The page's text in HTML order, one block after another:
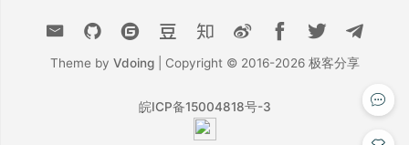
Theme by Vdoing| Copyright © 2016-2026 极客分享
皖ICP备15004818号-3